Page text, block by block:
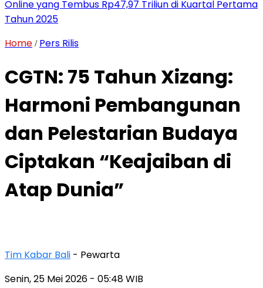
Online yang Tembus Rp47,97 Triliun di Kuartal Pertama
Tahun 2025
Home / Pers Rilis
CGTN: 75 Tahun Xizang:
Harmoni Pembangunan
dan Pelestarian Budaya
Ciptakan “Keajaiban di
Atap Dunia”
Tim Kabar Bali - Pewarta
Senin, 25 Mei 2026 - 05:48 WIB